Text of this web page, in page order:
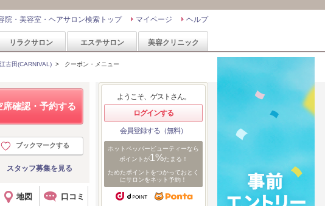
ヘルプ
マイページ
院・美容室・ヘアサロン検索トップ
リラクサロン エステサロン 美容クリニック
古田(CARNIVAL) > クーポン・メニュー
席確認・予約する
ブックマークする
スタッフ募集を見る
地図 口コミ
ようこそ、ゲストさん。
ログインする
会員登録する（無料）
ホットペッパービューティーなら
ポイントが1%たまる！
ためたポイントをつかっておとく
にサロンをネット予約！